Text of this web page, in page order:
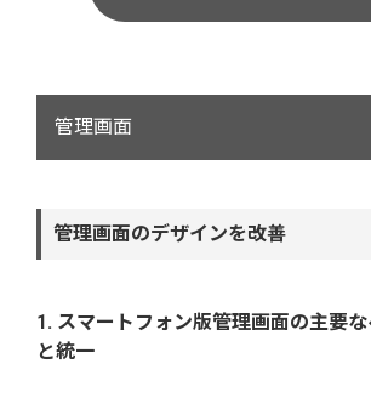
管理画面
管理画面のデザインを改善
1. スマートフォン版管理画面の主要
と統一